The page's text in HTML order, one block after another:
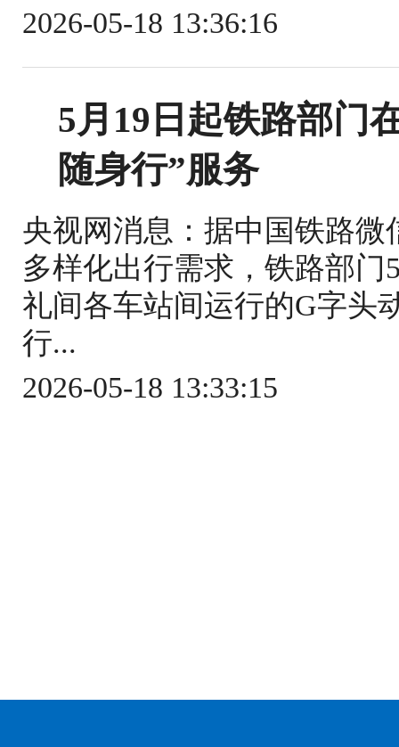
2026-05-18 13:36:16
5月19日起铁路部门
随身行”服务
央视网消息：据中国铁路
多样化出行需求，铁路部门
礼间各车站间运行的G字头
行...
2026-05-18 13:33:15